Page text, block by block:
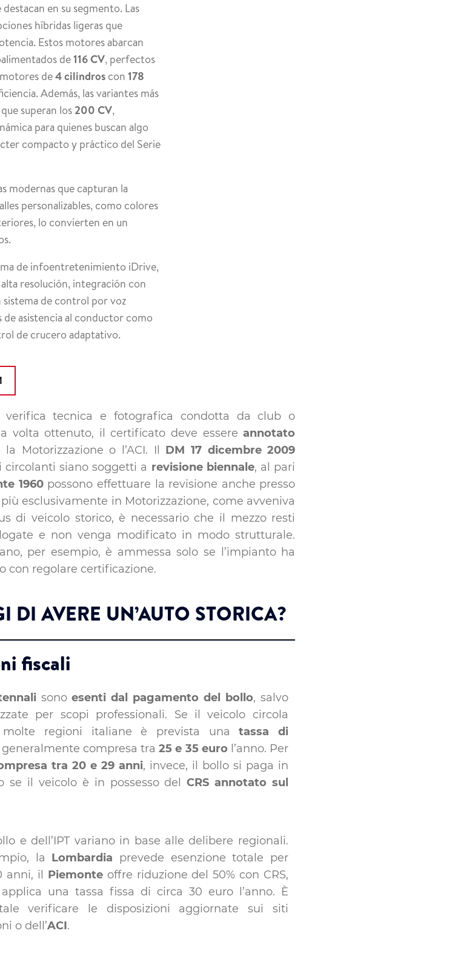
en su segmento. Las
híbridas ligeras que
Estos motores abarcan
de116 CV, perfectos
de4 cilindroscon 178
Además, las variantes más
superan los 200 CV,
para quienes buscan algo
compacto y práctico del Serie
modernas que capturan la
personalizables, como colores
lo convierten en un
de infoentretenimiento iDrive,
resolución, integración con
de control por voz
de asistencia al conductor como
de crucero adaptativo.
verifica tecnica e fotografica condotta da club o
volta ottenuto, il certificato deve essereannotato
Motorizzazione o l’ACI. Il DM 17 dicembre 2009
siano soggetti a revisione biennale, al pari
1960possono effettuare la revisione anche presso
esclusivamente in Motorizzazione, come avveniva
di veicolo storico, è necessario che il mezzo resti
e non venga modificato in modo strutturale.
per esempio, è ammessa solo se l’impianto ha
con regolare certificazione.
DI AVERE UN’AUTO STORICA?
fiscali
sonoesenti dal pagamento del bollo, salvo
per scopi professionali. Se il veicolo circola
molte regioni italiane è prevista unatassa di
generalmente compresa tra25 e 35 euro l’anno. Per
tra 20 e 29 anni, invece, il bollo si paga in
se il veicolo è in possesso delCRS annotato sul
e dell’IPT variano in base alle delibere regionali.
la Lombardia prevede esenzione totale per
anni, il Piemonteoffre riduzione del 50% con CRS,
applica una tassa fissa di circa 30 euro l’anno. È
verificare le disposizioni aggiornate sui siti
o dell’ACI.